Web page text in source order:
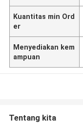
Kuantitas min Ord
er
Menyediakan kem
ampuan
Tentang kita